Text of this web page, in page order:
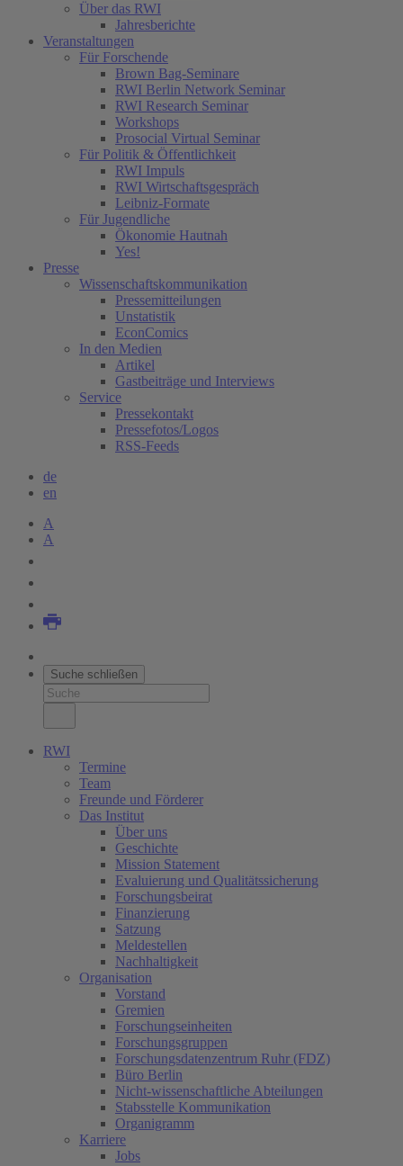
Über das RWI
Jahresberichte
Veranstaltungen
Für Forschende
Brown Bag-Seminare
RWI Berlin Network Seminar
RWI Research Seminar
Workshops
Prosocial Virtual Seminar
Für Politik & Öffentlichkeit
RWI Impuls
RWI Wirtschaftsgespräch
Leibniz-Formate
Für Jugendliche
Ökonomie Hautnah
Yes!
Presse
Wissenschaftskommunikation
Pressemitteilungen
Unstatistik
EconComics
In den Medien
Artikel
Gastbeiträge und Interviews
Service
Pressekontakt
Pressefotos/Logos
RSS-Feeds
de
en
A
A
Suche schließen
RWI
Termine
Team
Freunde und Förderer
Das Institut
Über uns
Geschichte
Mission Statement
Evaluierung und Qualitätssicherung
Forschungsbeirat
Finanzierung
Satzung
Meldestellen
Nachhaltigkeit
Organisation
Vorstand
Gremien
Forschungseinheiten
Forschungsgruppen
Forschungsdatenzentrum Ruhr (FDZ)
Büro Berlin
Nicht-wissenschaftliche Abteilungen
Stabsstelle Kommunikation
Organigramm
Karriere
Jobs